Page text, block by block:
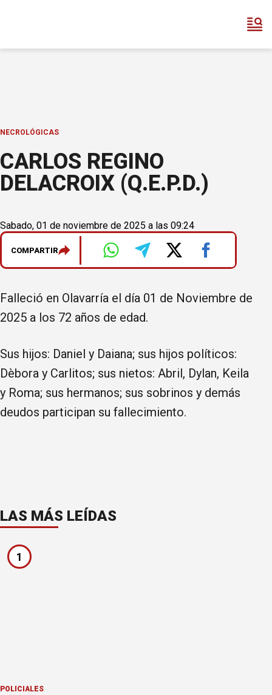
NECROLÓGICAS
CARLOS REGINO
DELACROIX (Q.E.P.D.)
Sabado, 01 de noviembre de 2025 a las 09:24
COMPARTIR
Falleció en Olavarría el día 01 de Noviembre de
2025 a los 72 años de edad.
Sus hijos: Daniel y Daiana; sus hijos políticos:
Dèbora y Carlitos; sus nietos: Abril, Dylan, Keila
y Roma; sus hermanos; sus sobrinos y demás
deudos participan su fallecimiento.
LAS MÁS LEÍDAS
1
POLICIALES